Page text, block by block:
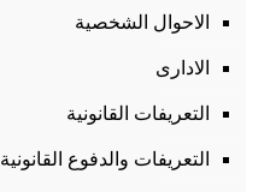
الاحوال الشخصية
الادارى
التعريفات القانونية
التعريفات والدفوع القانونية